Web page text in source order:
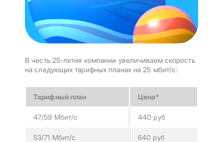
В честь 25-летия компании увеличиваем скорость
на следующих тарифных планах на 25 мбит/с:
Тарифный план Цена*
47/59 Мбит/с 440 руб
53/71 Мбит/с 640 руб